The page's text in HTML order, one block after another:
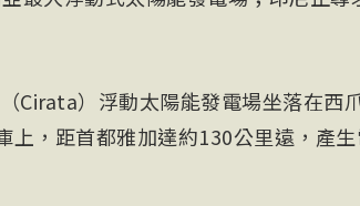
Cirata）浮動太陽能發電場坐落在西
上，距首都雅加達約130公里遠，產